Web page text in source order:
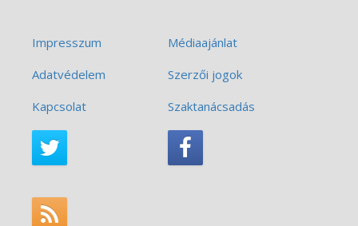
Impresszum
Médiaajánlat
Adatvédelem
Szerzői jogok
Kapcsolat
Szaktanácsadás